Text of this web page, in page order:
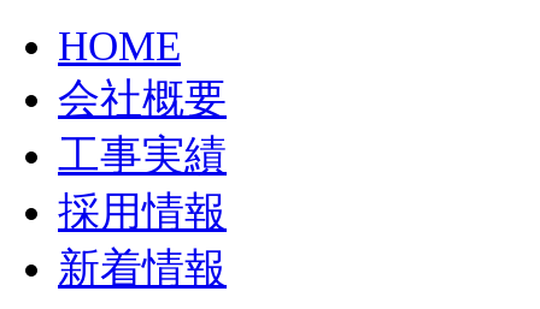
HOME
会社概要
工事実績
採用情報
新着情報